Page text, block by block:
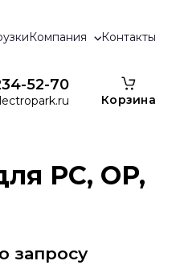
Компания Контакты
52-70
Корзина
PC, OP,
запросу